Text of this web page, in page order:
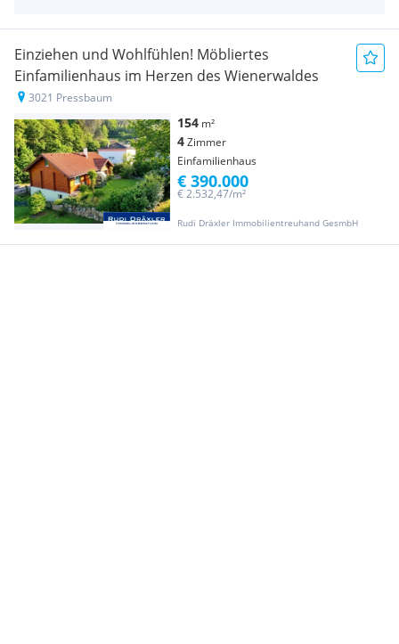
Einziehen und Wohlfühlen! Möbliertes
Einfamilienhaus im Herzen des Wienerwaldes
3021 Pressbaum
154 m²
4Zimmer
Einfamilienhaus
Rudi Dräxler Immobilientreuhand GesmbH
€ 2.532,47/m²
€ 390.000